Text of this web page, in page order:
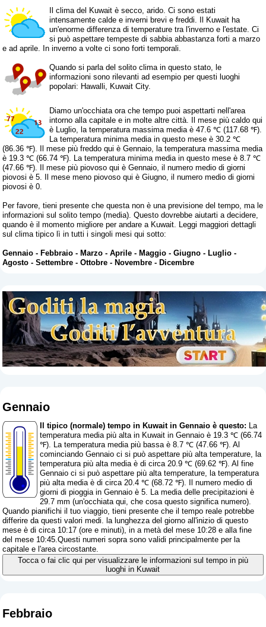
Il clima del Kuwait è secco, arido. Ci sono estati
intensamente calde e inverni brevi e freddi. Il Kuwait ha
un'enorme differenza di temperature tra l'inverno e l'estate. Ci
si può aspettare tempeste di sabbia abbastanza forti a marzo
e ad aprile. In inverno a volte ci sono forti temporali.
Quando si parla del solito clima in questo stato, le
informazioni sono rilevanti ad esempio per questi luoghi
popolari: Hawalli, Kuwait City.
Diamo un'occhiata ora che tempo puoi aspettarti nell'area
intorno alla capitale e in molte altre città. Il mese più caldo qui
è Luglio, la temperatura massima media è 47.6 ℃ (117.68 ℉).
La temperatura minima media in questo mese è 30.2 ℃
(86.36 ℉). Il mese più freddo qui è Gennaio, la temperatura massima media
è 19.3 ℃ (66.74 ℉). La temperatura minima media in questo mese è 8.7 ℃
(47.66 ℉). Il mese più piovoso qui è Gennaio, il numero medio di giorni
piovosi è 5. Il mese meno piovoso qui è Giugno, il numero medio di giorni
piovosi è 0.
Per favore, tieni presente che questa non è una previsione del tempo, ma le
informazioni sul solito tempo (media). Questo dovrebbe aiutarti a decidere,
quando è il momento migliore per andare a Kuwait. Leggi maggiori dettagli
sul clima tipico lì in tutti i singoli mesi qui sotto:
Gennaio -Febbraio -Marzo -Aprile -Maggio -Giugno -Luglio -
Agosto -Settembre -Ottobre -Novembre -Dicembre
Gennaio
Il tipico (normale) tempo in Kuwait in Gennaio è questo: La
temperatura media più alta in Kuwait in Gennaio è 19.3 ℃ (66.74
℉). La temperatura media più bassa è 8.7 ℃ (47.66 ℉). Al
cominciando Gennaio ci si può aspettare più alta temperature, la
temperatura più alta media è di circa 20.9 ℃ (69.62 ℉). Al fine
Gennaio ci si può aspettare più alta temperature, la temperatura
più alta media è di circa 20.4 ℃ (68.72 ℉). Il numero medio di
giorni di pioggia in Gennaio è 5. La media delle precipitazioni è
29.7 mm (un'occhiata qui, che cosa questo significa numero).
Quando pianifichi il tuo viaggio, tieni presente che il tempo reale potrebbe
differire da questi valori medi. la lunghezza del giorno all'inizio di questo
mese è di circa 10:17 (ore e minuti), in a metà del mese 10:28 e alla fine
del mese 10:45.Questi numeri sopra sono validi principalmente per la
capitale e l'area circostante.
Tocca o fai clic qui per visualizzare le informazioni sul tempo in più
luoghi in Kuwait
Febbraio